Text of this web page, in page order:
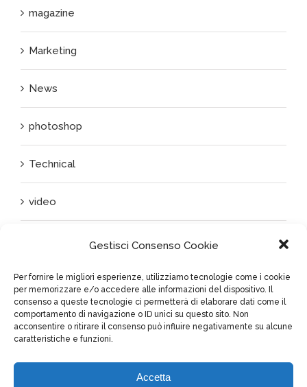
Gestisci Consenso Cookie
Per fornire le migliori esperienze, utilizziamo tecnologie come i cookie
per memorizzare e/o accedere alle informazioni del dispositivo. Il
consenso a queste tecnologie ci permetterà di elaborare dati come il
comportamento di navigazione o ID unici su questo sito. Non
acconsentire o ritirare il consenso può influire negativamente su alcune
caratteristiche e funzioni.
Accetta
magazine
Marketing
News
photoshop
Technical
video
Accedi